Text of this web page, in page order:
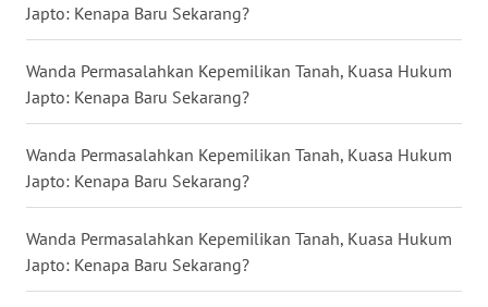
Japto: Kenapa Baru Sekarang?
Wanda Permasalahkan Kepemilikan Tanah, Kuasa Hukum
Japto: Kenapa Baru Sekarang?
Wanda Permasalahkan Kepemilikan Tanah, Kuasa Hukum
Japto: Kenapa Baru Sekarang?
Wanda Permasalahkan Kepemilikan Tanah, Kuasa Hukum
Japto: Kenapa Baru Sekarang?
WN
WN
BENGKULU